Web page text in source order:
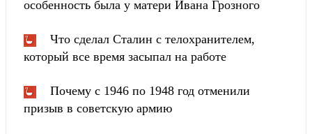
особенность была у матери Ивана Грозного
Что сделал Сталин с телохранителем,
который все время засыпал на работе
Почему с 1946 по 1948 год отменили
призыв в советскую армию